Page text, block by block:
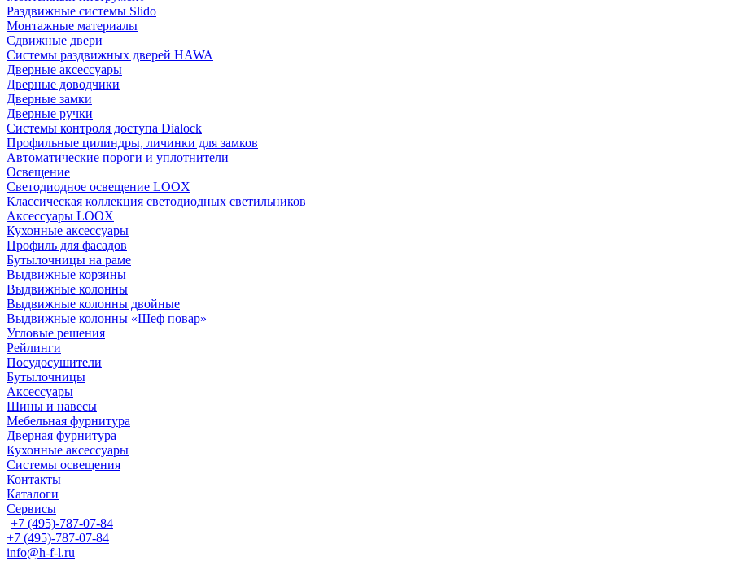
Раздвижные системы Slido
Монтажные материалы
Сдвижные двери
Системы раздвижных дверей HAWA
Дверные аксессуары
Дверные доводчики
Дверные замки
Дверные ручки
Системы контроля доступа Dialock
Профильные цилиндры, личинки для замков
Автоматические пороги и уплотнители
Освещение
Светодиодное освещение LOOX
Классическая коллекция светодиодных светильников
Аксессуары LOOX
Кухонные аксессуары
Профиль для фасадов
Бутылочницы на раме
Выдвижные корзины
Выдвижные колонны
Выдвижные колонны двойные
Bыдвижные колонны «Шеф повар»
Угловые решения
Рейлинги
Посудосушители
Бутылочницы
Аксессуары
Шины и навесы
Мебельная фурнитура
Дверная фурнитура
Кухонные аксессуары
Системы освещения
Контакты
Каталоги
Сервисы
+7 (495)-787-07-84
+7 (495)-787-07-84
info@h-f-l.ru